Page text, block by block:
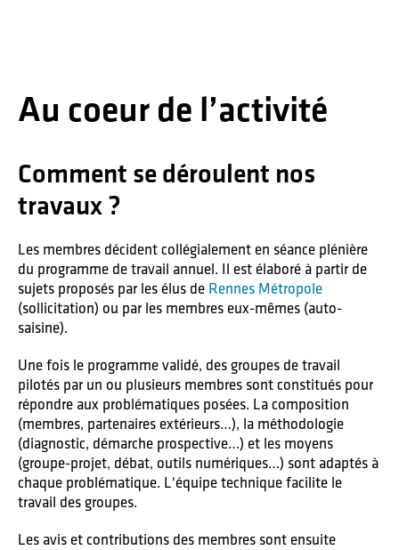
de
la
de
Renne
Au coeur de l’activité
Comment se déroulent nos
travaux ?
Les membres décident collégialement en séance plénière
du programme de travail annuel. Il est élaboré à partir de
sujets proposés par les élus de Rennes Métropole
(sollicitation) ou par les membres eux-mêmes (auto-
saisine).
Une fois le programme validé, des groupes de travail
pilotés par un ou plusieurs membres sont constitués pour
répondre aux problématiques posées. La composition
(membres, partenaires extérieurs…), la méthodologie
(diagnostic, démarche prospective…) et les moyens
(groupe-projet, débat, outils numériques…) sont adaptés à
chaque problématique. L'équipe technique facilite le
travail des groupes.
Les avis et contributions des membres sont ensuite